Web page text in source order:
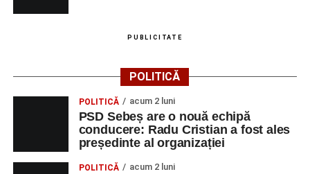
PUBLICITATE
POLITICĂ
POLITICĂ acum 2 luni
PSD Sebeș are o nouă echipă
conducere: Radu Cristian a fost ales
președinte al organizației
POLITICĂ acum 2 luni